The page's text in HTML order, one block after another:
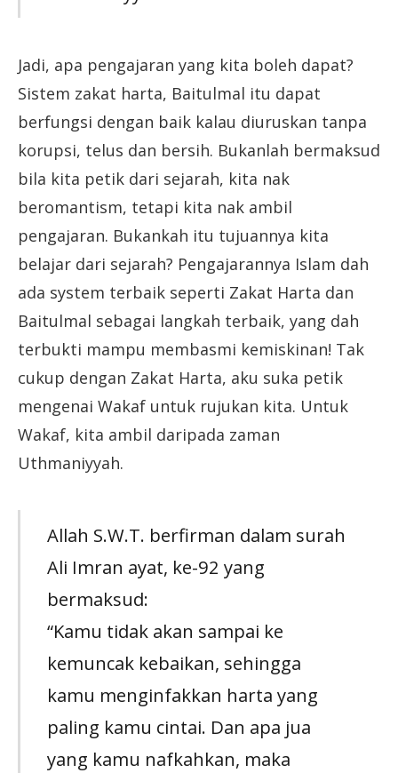
Jadi, apa pengajaran yang kita boleh dapat?
Sistem zakat harta, Baitulmal itu dapat
berfungsi dengan baik kalau diuruskan tanpa
korupsi, telus dan bersih. Bukanlah bermaksud
bila kita petik dari sejarah, kita nak
beromantism, tetapi kita nak ambil
pengajaran. Bukankah itu tujuannya kita
belajar dari sejarah? Pengajarannya Islam dah
ada system terbaik seperti Zakat Harta dan
Baitulmal sebagai langkah terbaik, yang dah
terbukti mampu membasmi kemiskinan! Tak
cukup dengan Zakat Harta, aku suka petik
mengenai Wakaf untuk rujukan kita. Untuk
Wakaf, kita ambil daripada zaman
Uthmaniyyah.
Allah S.W.T. berfirman dalam surah
Ali Imran ayat, ke-92 yang
bermaksud:
“Kamu tidak akan sampai ke
kemuncak kebaikan, sehingga
kamu menginfakkan harta yang
paling kamu cintai. Dan apa jua
yang kamu nafkahkan, maka